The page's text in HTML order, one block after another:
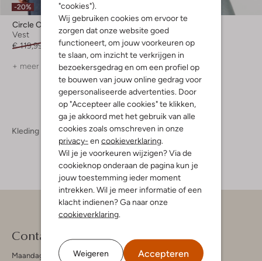
"cookies").
Wij gebruiken cookies om ervoor te
zorgen dat onze website goed
functioneert, om jouw voorkeuren op
te slaan, om inzicht te verkrijgen in
bezoekersgedrag en om een profiel op
te bouwen van jouw online gedrag voor
gepersonaliseerde advertenties. Door
op "Accepteer alle cookies" te klikken,
ga je akkoord met het gebruik van alle
cookies zoals omschreven in onze
privacy- en cookieverklaring.
Wil je je voorkeuren wijzigen? Via de
cookieknop onderaan de pagina kun je
jouw toestemming ieder moment
intrekken. Wil je meer informatie of een
klacht indienen? Ga naar onze
cookieverklaring.
Weigeren Accepteren
-20%
Circle Of Trust
Vest
€ 119,99
€ 95,99
+ meer kleuren
Circle Of Trust
Vest
€ 119,99 € 59,99
+ meer kleuren
Kleding Truien & Vesten Truien & Vesten Dames
Contact
Maandag - Vrijdag 09:00 - 19:00 uur